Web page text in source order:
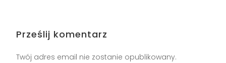
Prześlij komentarz
Twój adres email nie zostanie opublikowany.